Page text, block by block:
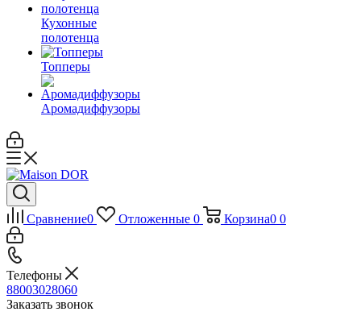
Кухонные
полотенца
Топперы
Аромадиффузоры
Сравнение0 Отложенные 0 Корзина0 0
Телефоны
88003028060
Заказать звонок